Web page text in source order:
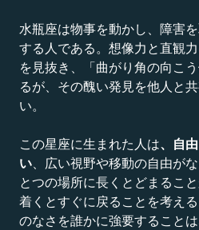
水瓶座は物事を動かし、障害
する人である。想像力と直観
を見抜き、「曲がり角の向こ
るが、その醜い発見を他人と
い。
この星座に生まれた人は、自
い、広い視野や移動の自由が
とつの場所に長くとどまるこ
着くとすぐに戻ることを考え
のなさを誰かに強要することは